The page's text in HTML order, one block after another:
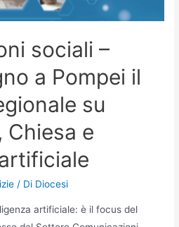
sociali –
a Pompei il
su
Chiesa e
/ Di Diocesi
artificiale: è il focus del